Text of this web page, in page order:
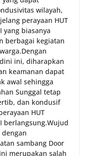
wilayah,
perayaan HUT
yang biasanya
berbagai kegiatan
ini, diharapkan
keamanan dapat
awal sehingga
Sunggal tetap
dan kondusif
HUT
berlangsung.‎‎Wujud
sambang Door
merupakan salah